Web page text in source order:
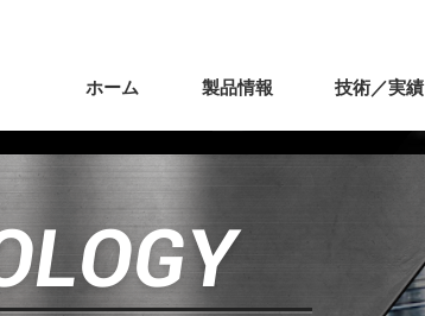
ホーム 製品情報 技術／実績